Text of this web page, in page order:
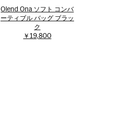
Olend Ona ソフト コンバ
ーティブル バッグ ブラッ
ク
￥19,800